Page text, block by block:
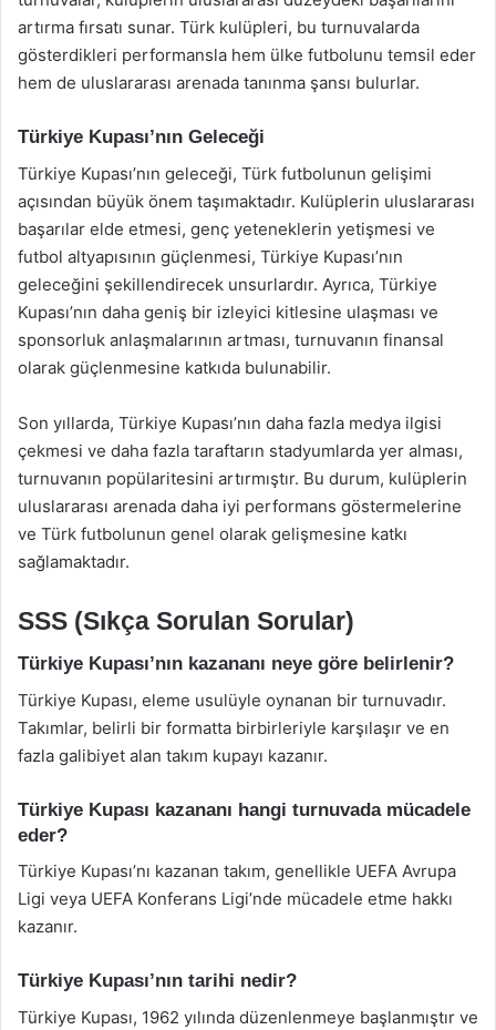
artırma fırsatı sunar. Türk kulüpleri, bu turnuvalarda
gösterdikleri performansla hem ülke futbolunu temsil eder
hem de uluslararası arenada tanınma şansı bulurlar.
Türkiye Kupası’nın Geleceği
Türkiye Kupası’nın geleceği, Türk futbolunun gelişimi
açısından büyük önem taşımaktadır. Kulüplerin uluslararası
başarılar elde etmesi, genç yeteneklerin yetişmesi ve
futbol altyapısının güçlenmesi, Türkiye Kupası’nın
geleceğini şekillendirecek unsurlardır. Ayrıca, Türkiye
Kupası’nın daha geniş bir izleyici kitlesine ulaşması ve
sponsorluk anlaşmalarının artması, turnuvanın finansal
olarak güçlenmesine katkıda bulunabilir.
Son yıllarda, Türkiye Kupası’nın daha fazla medya ilgisi
çekmesi ve daha fazla taraftarın stadyumlarda yer alması,
turnuvanın popülaritesini artırmıştır. Bu durum, kulüplerin
uluslararası arenada daha iyi performans göstermelerine
ve Türk futbolunun genel olarak gelişmesine katkı
sağlamaktadır.
SSS (Sıkça Sorulan Sorular)
Türkiye Kupası’nın kazananı neye göre belirlenir?
Türkiye Kupası, eleme usulüyle oynanan bir turnuvadır.
Takımlar, belirli bir formatta birbirleriyle karşılaşır ve en
fazla galibiyet alan takım kupayı kazanır.
Türkiye Kupası kazananı hangi turnuvada mücadele
eder?
Türkiye Kupası’nı kazanan takım, genellikle UEFA Avrupa
Ligi veya UEFA Konferans Ligi’nde mücadele etme hakkı
kazanır.
Türkiye Kupası’nın tarihi nedir?
Türkiye Kupası, 1962 yılında düzenlenmeye başlanmıştır ve